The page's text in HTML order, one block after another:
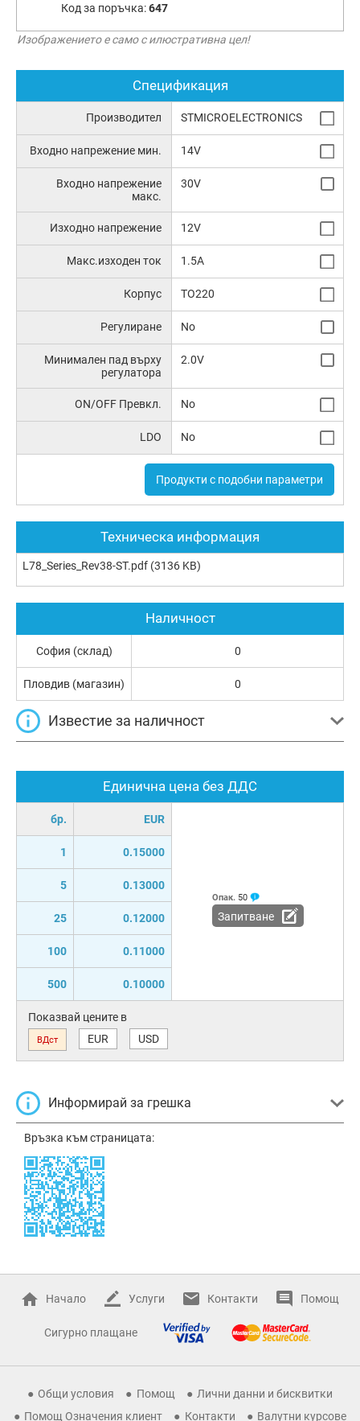
Код за поръчка:647
Изображението е само с илюстративна цел!
Спецификация
Производител STMICROELECTRONICS
Входно напрежение мин. 14V
Входно напрежение
макс.
30V
Изходно напрежение 12V
Макс.изходен ток 1.5A
Корпус TO220
Регулиране No
Минимален пад върху
регулатора
2.0V
ON/OFF Превкл. No
LDO No
Продукти с подобни параметри
Техническа информация
L78_Series_Rev38-ST.pdf (3136 KB)
Единична цена без ДДС
бр. EUR
1 0.15000
5 0.13000
25 0.12000
100 0.11000
500 0.10000
Опак. 50
Запитване
Показвай цените в
ВДст EUR USD
Информирай за грешка
Връзка към страницата:
Наличност
София (склад) 0
Пловдив (магазин) 0
Известие за наличност
Начало Услуги Контакти Помощ
Сигурно плащане
Общи условия Помощ
Лични данни и бисквитки
Помощ Означения клиент
Контакти Валутни курсове